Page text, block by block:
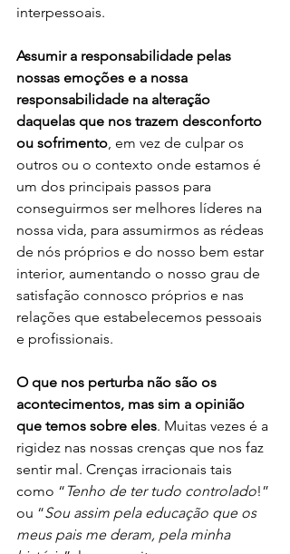
interpessoais.
Assumir a responsabilidade pelas
nossas emoções e a nossa
responsabilidade na alteração
daquelas que nos trazem desconforto
ou sofrimento, em vez de culpar os
outros ou o contexto onde estamos é
um dos principais passos para
conseguirmos ser melhores líderes na
nossa vida, para assumirmos as rédeas
de nós próprios e do nosso bem estar
interior, aumentando o nosso grau de
satisfação connosco próprios e nas
relações que estabelecemos pessoais
e profissionais.
O que nos perturba não são os
acontecimentos, mas sim a opinião
que temos sobre eles. Muitas vezes é a
rigidez nas nossas crenças que nos faz
sentir mal. Crenças irracionais tais
como “ Tenho de ter tudo controlado!”
ou “Sou assim pela educação que os
meus pais me deram, pela minha